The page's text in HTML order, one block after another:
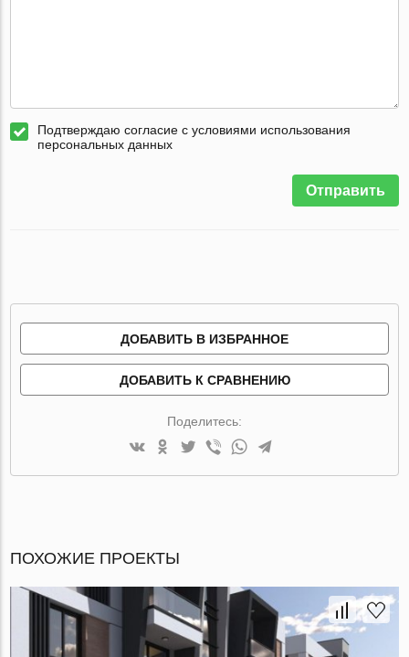
Подтверждаю согласие с условиями использования
персональных данных
Отправить
ДОБАВИТЬ В ИЗБРАННОЕ
ДОБАВИТЬ К СРАВНЕНИЮ
Поделитесь:
ПОХОЖИЕ ПРОЕКТЫ